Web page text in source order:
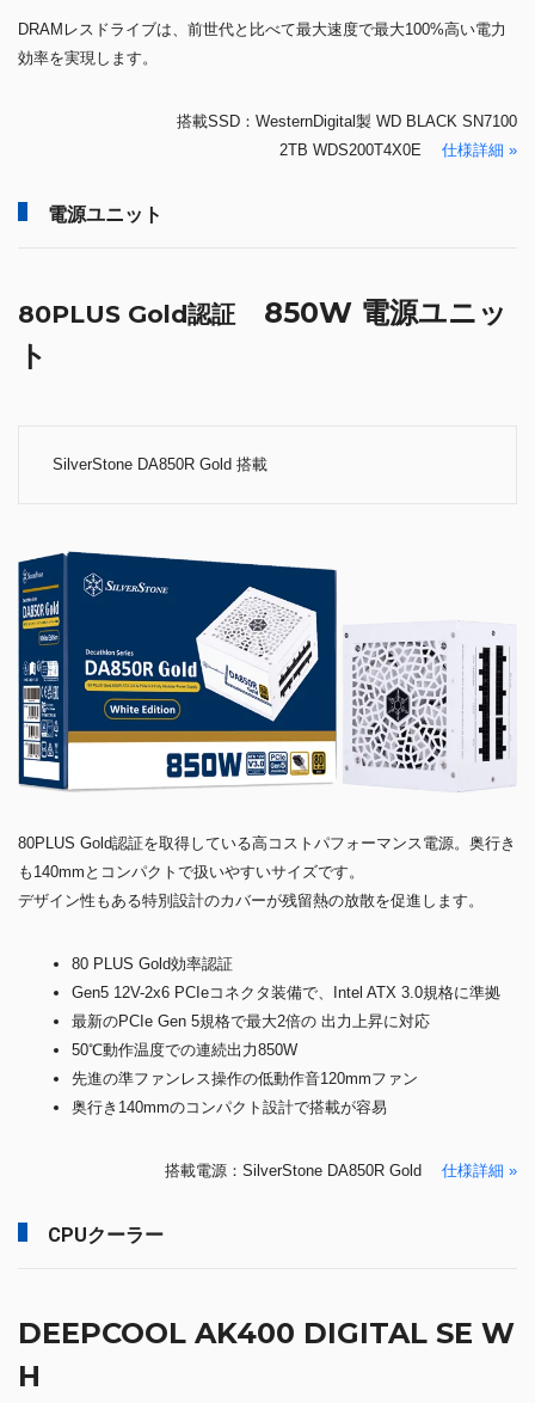
DRAMレスドライブは、前世代と比べて最大速度で最大100%高い電力
効率を実現します。
搭載SSD：WesternDigital製 WD BLACK SN7100
2TB WDS200T4X0E 仕様詳細 »
電源ユニット
80PLUS Gold認証 850W 電源ユニッ
ト
SilverStone DA850R Gold 搭載
80PLUS Gold認証を取得している高コストパフォーマンス電源。奥行き
も140mmとコンパクトで扱いやすいサイズです。
デザイン性もある特別設計のカバーが残留熱の放散を促進します。
80 PLUS Gold効率認証
Gen5 12V-2x6 PCIeコネクタ装備で、Intel ATX 3.0規格に準拠
最新のPCIe Gen 5規格で最大2倍の 出力上昇に対応
50℃動作温度での連続出力850W
先進の準ファンレス操作の低動作音120mmファン
奥行き140mmのコンパクト設計で搭載が容易
搭載電源：SilverStone DA850R Gold 仕様詳細 »
CPUクーラー
DEEPCOOL AK400 DIGITAL SE W
H